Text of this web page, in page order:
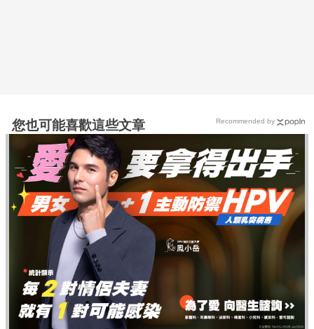
您也可能喜歡這些文章 Recommended by